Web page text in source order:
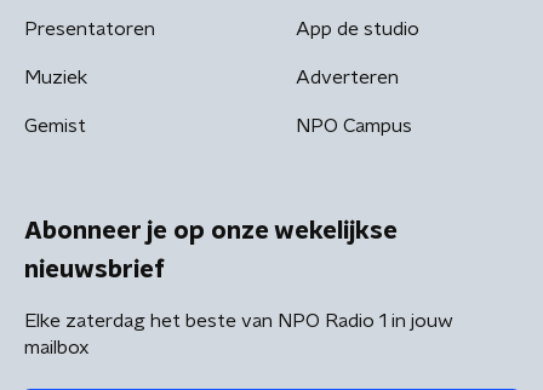
Presentatoren
Muziek
Gemist
App de studio
Adverteren
NPO Campus
Abonneer je op onze wekelijkse
nieuwsbrief
Elke zaterdag het beste van NPO Radio 1 in jouw
mailbox